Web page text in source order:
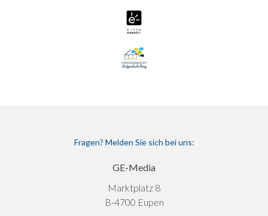
Fragen? Melden Sie sich bei uns:
GE-Media
Marktplatz 8
B-4700 Eupen